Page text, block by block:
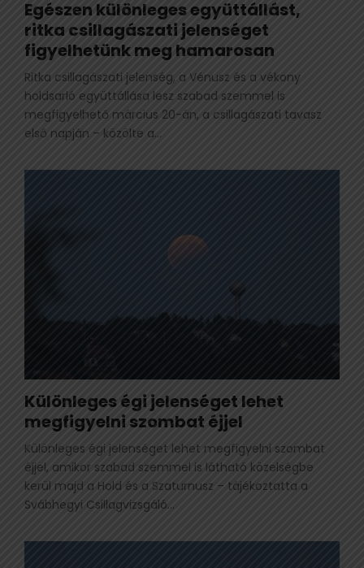
Egészen különleges együttállást,
ritka csillagászati jelenséget
figyelhetünk meg hamarosan
Ritka csillagászati jelenség, a Vénusz és a vékony
holdsarló együttállása lesz szabad szemmel is
megfigyelhető március 20-án, a csillagászati tavasz
első napján – közölte a...
Különleges égi jelenséget lehet
megfigyelni szombat éjjel
Különleges égi jelenséget lehet megfigyelni szombat
éjjel, amikor szabad szemmel is látható közelségbe
kerül majd a Hold és a Szaturnusz – tájékoztatta a
Svábhegyi Csillagvizsgáló...